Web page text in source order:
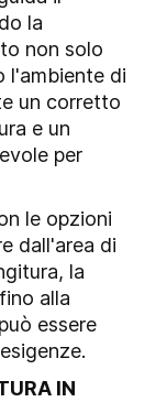
la
non solo
l'ambiente di
un corretto
e un
per
le opzioni
dall'area di
la
alla
essere
IN